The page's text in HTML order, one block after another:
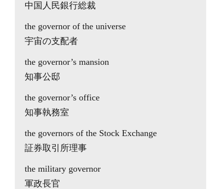
中国人民銀行総裁
the governor of the universe
宇宙の支配者
the governor’s mansion
知事公邸
the governor’s office
知事執務室
the governors of the Stock Exchange
証券取引所理事
the military governor
軍政長官